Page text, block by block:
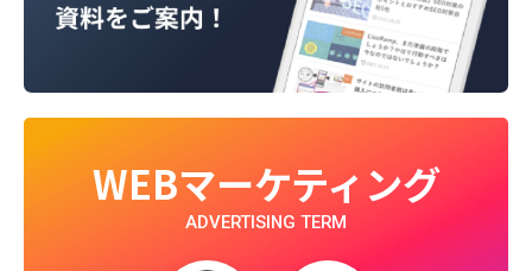
WEBマーケティング
ADVERTISING TERM